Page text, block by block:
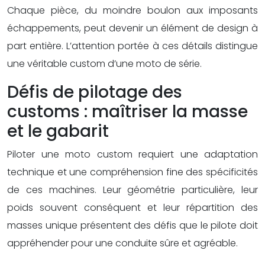
Chaque pièce, du moindre boulon aux imposants
échappements, peut devenir un élément de design à
part entière. L’attention portée à ces détails distingue
une véritable custom d’une moto de série.
Défis de pilotage des
customs : maîtriser la masse
et le gabarit
Piloter une moto custom requiert une adaptation
technique et une compréhension fine des spécificités
de ces machines. Leur géométrie particulière, leur
poids souvent conséquent et leur répartition des
masses unique présentent des défis que le pilote doit
appréhender pour une conduite sûre et agréable.